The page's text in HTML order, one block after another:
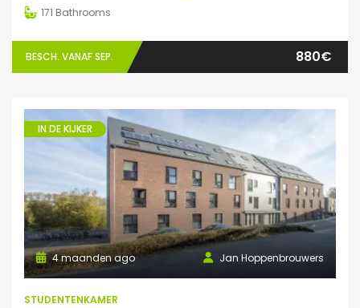
171 Bathrooms
BESCH. VANAF SEP. 880€
IN DE KIJKER
Jan Hoppenbrouwers
4 maanden ago
STUDENTENKAMER